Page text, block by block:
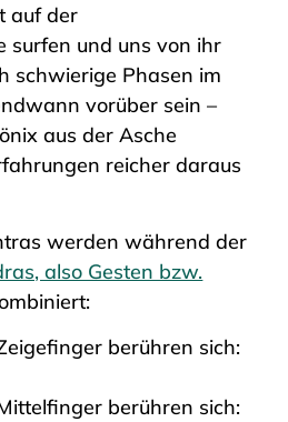
auf der
surfen und uns von ihr
schwierige Phasen im
vorüber sein –
aus der Asche
reicher daraus
werden während der
also Gesten bzw.
berühren sich:
berühren sich: